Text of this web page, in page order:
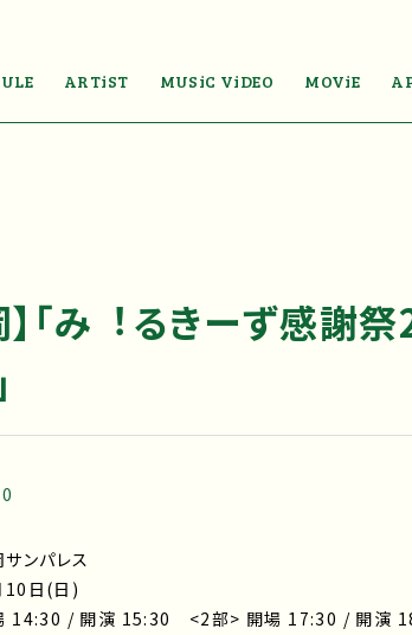
ARTiST MUSiC ViDEO MOViE
】「み︕るきーず感謝
サンパレス
10日(日)
14:30 / 開演 15:30 <2部> 開場 17:30 / 開演